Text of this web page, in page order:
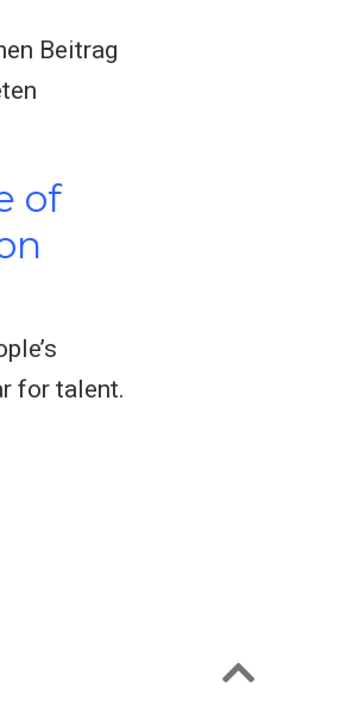
Beitrag
of
for talent.